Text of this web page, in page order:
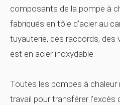
composants de la pompe à
fabriqués en tôle d'acier au
tuyauterie, des raccords, des
est en acier inoxydable.
Toutes les pompes à
travail pour transférer l'excès